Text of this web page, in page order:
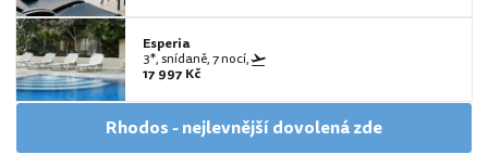
Esperia
3*, snídaně, 7 nocí,
17 997 Kč
Rhodos - nejlevnější dovolená zde